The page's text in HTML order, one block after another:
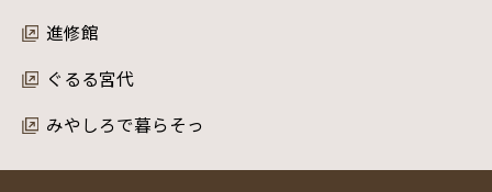
進修館
ぐるる宮代
みやしろで暮らそっ